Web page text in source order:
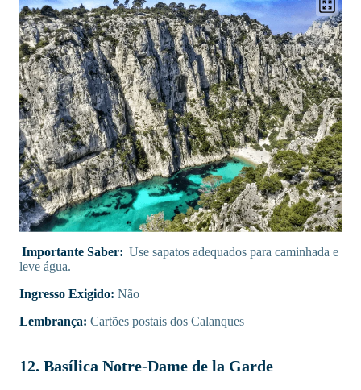
Importante Saber: Use sapatos adequados para caminhada e
leve água.
Ingresso Exigido: Não
Lembrança: Cartões postais dos Calanques
12. Basílica Notre-Dame de la Garde